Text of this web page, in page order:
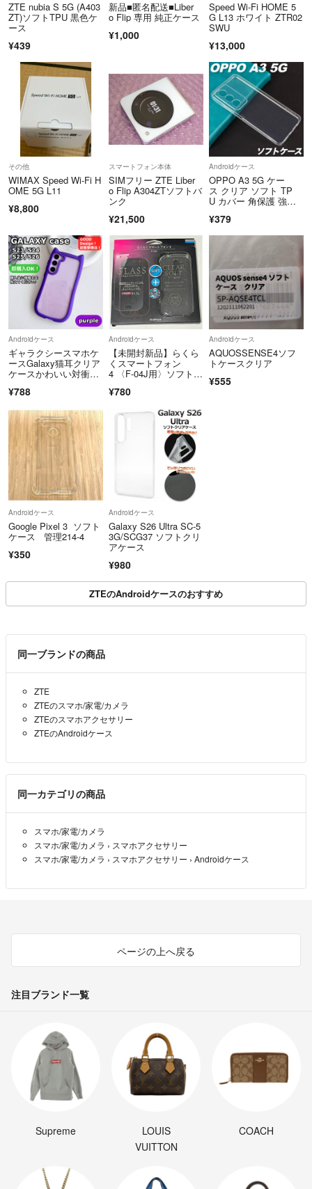
───商品について───
①状態を出来る限りわかり易く説明しておりますが、傷や汚れ等が付い
ている商品もございますので予め御了承下さいませ。
②配送時の破損等は原則、当方では責任を負えかねますのでご理解の程
宜しくお願い致します(商品到着時の破損について交換保証可能な場合
は説明文に明記させて頂いております)。
─────交換保証について─────
原則として交換保証は受付けておりません(交換保証可能な場合は説明
文に明記させて頂いております)。
値引き交渉等及び、セット品のバラ売り等は原則、予定しておりません
のでご了承下さいませ。
─────梱包について─────
出来る限り丁寧な梱包を心掛けておりますが、当方素人梱包にて何卒ご
了承下さいませ。
返品返金はお断り致しておりますのでご了承下さい。購入前に気になる
ことが御座いましたら、お気軽にご質問下さいませ。
※当方仕事等の都合により回答が遅れる場合が御座いますがご了承下さ
いませ。
─────発送について─────
①発送は原則、お支払い確認日当日 or その翌日になります。※発送日
時指定不可
(時間帯や仕事の都合上、数日後になる場合もございます。)
ZTE nubia S 5G (A403
ZT)ソフトTPU 黒色ケ
ース
¥439
新品■匿名配送■Liber
o Flip 専用 純正ケース
¥1,000
Speed Wi-Fi HOME 5
G L13 ホワイト ZTR02
SWU
¥13,000
その他
WIMAX Speed Wi-Fi H
OME 5G L11
¥8,800
スマートフォン本体
SIMフリー ZTE Liber
o Flip A304ZTソフトバ
ンク
¥21,500
Androidケース
OPPO A3 5G ケー
ス クリア ソフト TP
U カバー 角保護 強
ンプル アクオス opp
¥379
Androidケース
ギャラクシースマホケ
ースGalaxy猫耳クリア
ケースかわいい対衝撃
¥788
Androidケース
【未開封新品】らくら
くスマートフォン
4 〈F-04J用〉ソフトケ
¥780
Androidケース
AQUOSSENSE4ソフ
トケースクリア
¥555
Androidケース
Google Pixel 3 ソフト
ケース 管理214-4
¥350
Androidケース
Galaxy S26 Ultra SC-5
3G/SCG37 ソフトクリ
アケース
¥980
ZTEのAndroidケースのおすすめ
同一ブランドの商品
ZTE
ZTEのスマホ/家電/カメラ
ZTEのスマホアクセサリー
ZTEのAndroidケース
同一カテゴリの商品
スマホ/家電/カメラ
スマホ/家電/カメラ › スマホアクセサリー
スマホ/家電/カメラ › スマホアクセサリー › Androidケース
ページの上へ戻る
注目ブランド一覧
Supreme
LOUIS
VUITTON
COACH